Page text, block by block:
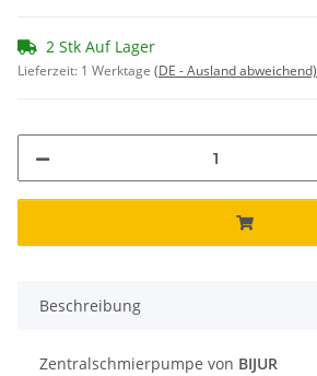
2 Stk Auf Lager
Lieferzeit: 1 Werktage (DE - Ausland abweichend)
Beschreibung
Zentralschmierpumpe von BIJUR